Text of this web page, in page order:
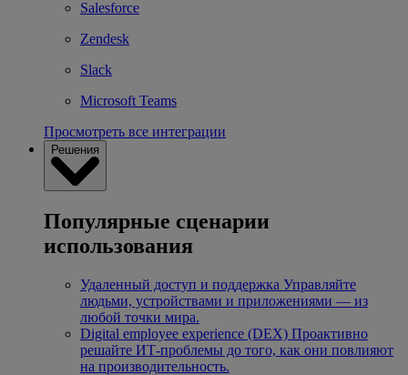
Salesforce
Zendesk
Slack
Microsoft Teams
Просмотреть все интеграции
Решения
Популярные сценарии
использования
Удаленный доступ и поддержка Управляйте
людьми, устройствами и приложениями — из
любой точки мира.
Digital employee experience (DEX) Проактивно
решайте ИТ-проблемы до того, как они повлияют
на производительность.